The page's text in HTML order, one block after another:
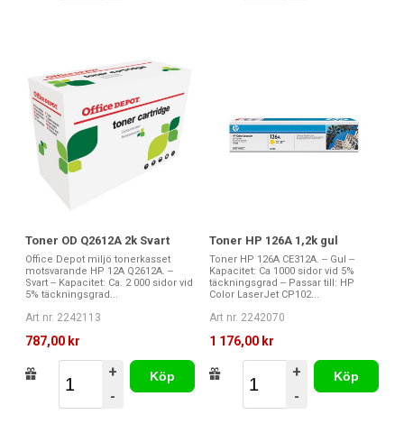
Toner OD Q2612A 2k Svart
Office Depot miljö tonerkasset
motsvarande HP 12A Q2612A. --
Svart -- Kapacitet: Ca. 2 000 sidor vid
5% täckningsgrad...
Art nr. 2242113
787,00 kr
+
-
Köp
Toner HP 126A 1,2k gul
Toner HP 126A CE312A. -- Gul --
Kapacitet: Ca 1000 sidor vid 5%
täckningsgrad -- Passar till: HP
Color LaserJet CP102...
Art nr. 2242070
1 176,00 kr
+
-
Köp